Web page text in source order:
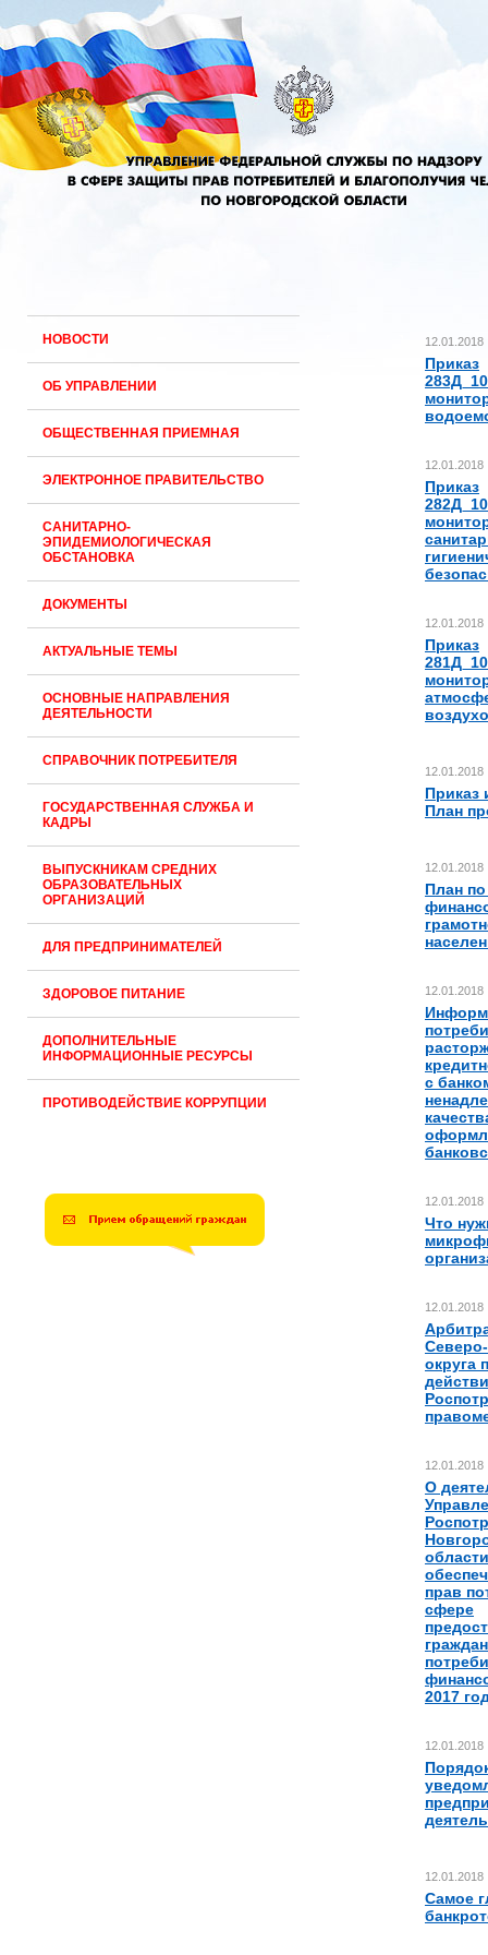
НОВОСТИ
ОБ УПРАВЛЕНИИ
ОБЩЕСТВЕННАЯ ПРИЕМНАЯ
ЭЛЕКТРОННОЕ ПРАВИТЕЛЬСТВО
САНИТАРНО-
ЭПИДЕМИОЛОГИЧЕСКАЯ
ОБСТАНОВКА
ДОКУМЕНТЫ
АКТУАЛЬНЫЕ ТЕМЫ
ОСНОВНЫЕ НАПРАВЛЕНИЯ
ДЕЯТЕЛЬНОСТИ
СПРАВОЧНИК ПОТРЕБИТЕЛЯ
ГОСУДАРСТВЕННАЯ СЛУЖБА И
КАДРЫ
ВЫПУСКНИКАМ СРЕДНИХ
ОБРАЗОВАТЕЛЬНЫХ
ОРГАНИЗАЦИЙ
ДЛЯ ПРЕДПРИНИМАТЕЛЕЙ
ЗДОРОВОЕ ПИТАНИЕ
ДОПОЛНИТЕЛЬНЫЕ
ИНФОРМАЦИОННЫЕ РЕСУРСЫ
ПРОТИВОДЕЙСТВИЕ КОРРУПЦИИ
Приказ
Приказ
Приказ
Приказ
План
План
с
Что
округа
О
прав
сфере
2017
Самое